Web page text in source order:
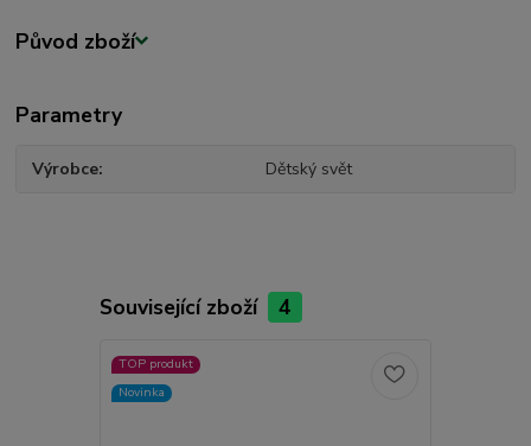
Původ zboží
Parametry
Výrobce Dětský svět
Související zboží 4
TOP produkt
Novinka